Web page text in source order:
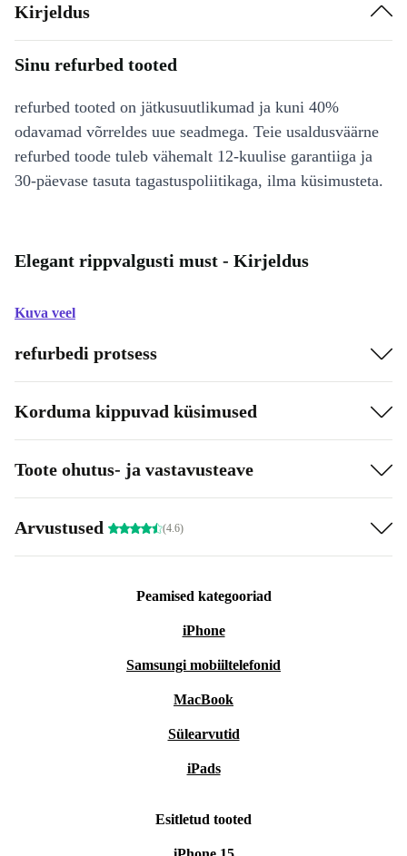
Kirjeldus
Sinu refurbed tooted
refurbed tooted on jätkusuutlikumad ja kuni 40%
odavamad võrreldes uue seadmega. Teie usaldusväärne
refurbed toode tuleb vähemalt 12-kuulise garantiiga ja
30-päevase tasuta tagastuspoliitikaga, ilma küsimusteta.
Elegant rippvalgusti must - Kirjeldus
Kuva veel
refurbedi protsess
Korduma kippuvad küsimused
Toote ohutus- ja vastavusteave
Arvustused (4.6)
Peamised kategooriad
iPhone
Samsungi mobiiltelefonid
MacBook
Sülearvutid
iPads
Esitletud tooted